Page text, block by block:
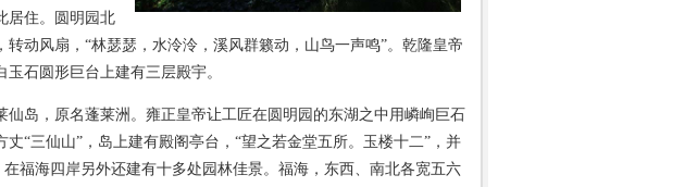
居住。圆明园北
动风扇，“林瑟瑟，水泠泠，溪风群籁动，山鸟一声鸣”。乾隆皇帝
石圆形巨台上建有三层殿宇。
岛，原名蓬莱洲。雍正皇帝让工匠在圆明园的东湖之中用嶙峋巨石
“三仙山”，岛上建有殿阁亭台，“望之若金堂五所。玉楼十二”，并
福海四岸另外还建有十多处园林佳景。福海，东西、南北各宽五六